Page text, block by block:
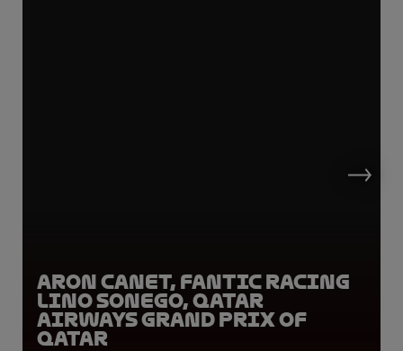
Aron Canet, Fantic Racing
Lino Sonego, Qatar
Airways Grand Prix of
Qatar